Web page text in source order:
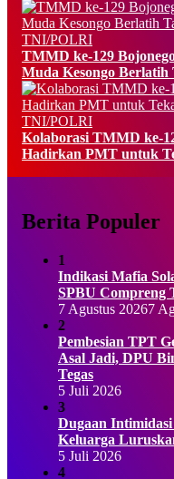
TNI/POLRI
TMMD ke-129
Muda Kesongo
TNI/POLRI
Kolaborasi TMMD ke-
Hadirkan PMT untuk
Berita Populer
1
Indikasi Mafia
SPBU Compreng
7 Agustus 20267
2
Pembesian TPT
Asal Jadi, DPU
Tegas
5 Juli 2026
3
Dugaan
Keluarga
5 Juli 2026
4